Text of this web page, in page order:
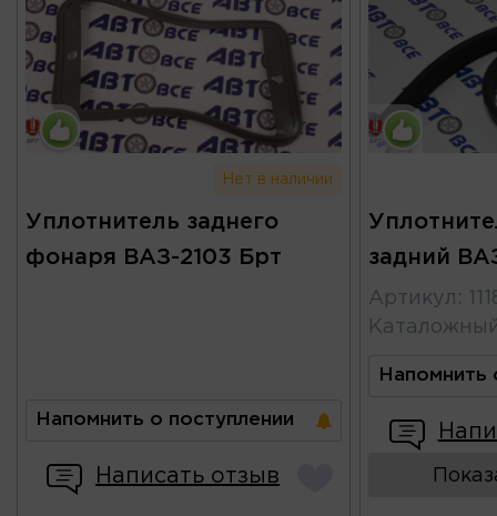
Нет в наличии
Уплотнитель заднего
фонаря ВАЗ-2103 Брт
Напомнить о поступлении
Написать отзыв
задний
Артикул :
Напомнить